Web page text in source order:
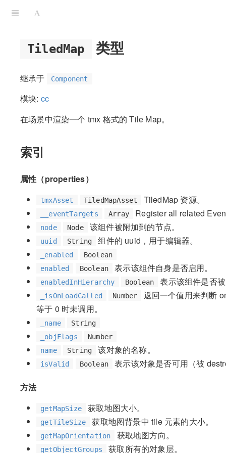
TiledMap 类型
继承于 Component
模块: cc
在场景中渲染一个 tmx 格式的 Tile Map。
索引
属性（properties）
tmxAsset TiledMapAsset TiledMap 资源。
__eventTargets Array Register all related
node Node 该组件被附加到的节点。
uuid String 组件的 uuid，用于编辑器。
_enabled
Boolean
enabled
Boolean 表示该组件自身是否启用。
enabledInHierarchy Boolean 表示该组件是否
_isOnLoadCalled Number
返回一个值用来判断
等于 0 时未调用。
_name
String
_objFlags
Number
name
String 该对象的名称。
isValid Boolean 表示该对象是否可用（被
方法
getMapSize 获取地图大小。
getTileSize 获取地图背景中 tile 元素的大小。
getMapOrientation 获取地图方向。
getObjectGroups 获取所有的对象层。